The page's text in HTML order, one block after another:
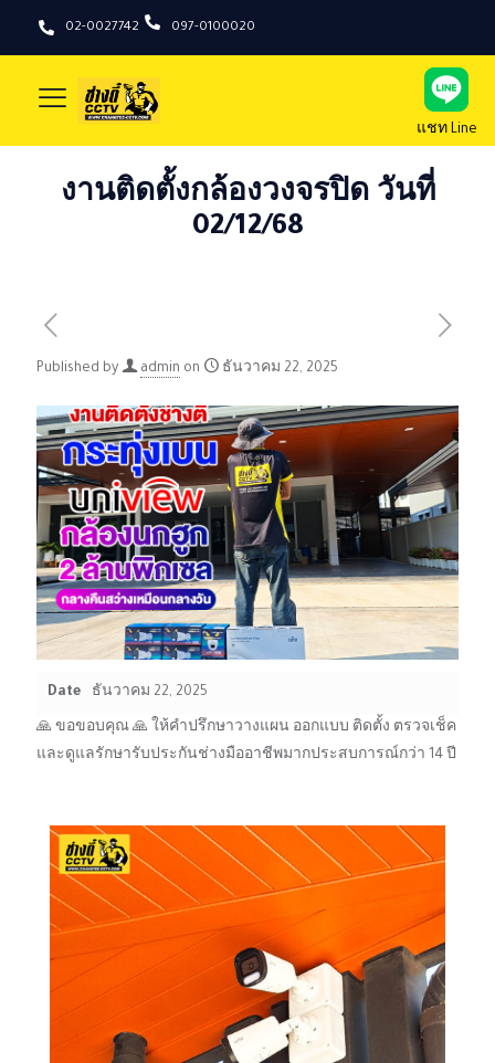
02-0027742 097-0100020
แชท Line
งานติดตั้งกล้องวงจรปิด วันที่
02/12/68
Published by admin on ธันวาคม 22, 2025
Date ธันวาคม 22, 2025
🙏 ขอขอบคุณ 🙏 ให้คำปรึกษาวางแผน ออกแบบ ติดตั้ง ตรวจเช็ค
และดูแลรักษารับประกันช่างมืออาชีพมากประสบการณ์กว่า 14 ปี